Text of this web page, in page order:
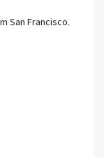
San Francisco.